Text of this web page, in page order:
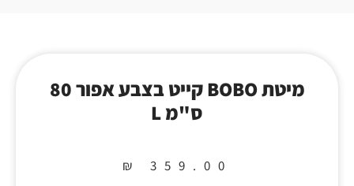
מיטת BOBO קייט בצבע אפור 80
ס"מ L
₪ 359.00